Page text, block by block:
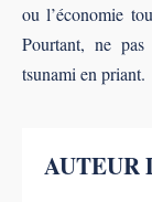
ou l’économie
Pourtant, ne
tsunami en priant.
AUTEUR